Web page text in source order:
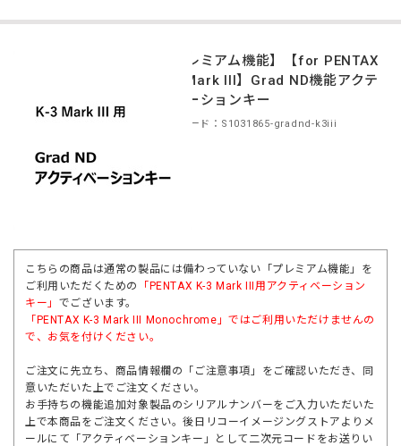
【プレミアム機能】【for PENTAX
K-3 Mark III】Grad ND機能アクテ
ィベーションキー
商品コード：S1031865-gradnd-k3iii
こちらの商品は通常の製品には備わっていない「プレミアム機能」を
ご利用いただくための
「PENTAX K-3 Mark III用アクティベーション
キー」 でございます。
「 PENTAX K-3 Mark III Monochrome 」ではご利用いただけませんの
で、お気を付けください。
ご注文に先立ち、商品情報欄の「ご注意事項」をご確認いただき、同
意いただいた上でご注文ください。
お手持ちの機能追加対象製品のシリアルナンバーをご入力いただいた
上で本商品をご注文ください。後日リコーイメージングストアよりメ
ールにて「アクティベーションキー」として二次元コードをお送りい